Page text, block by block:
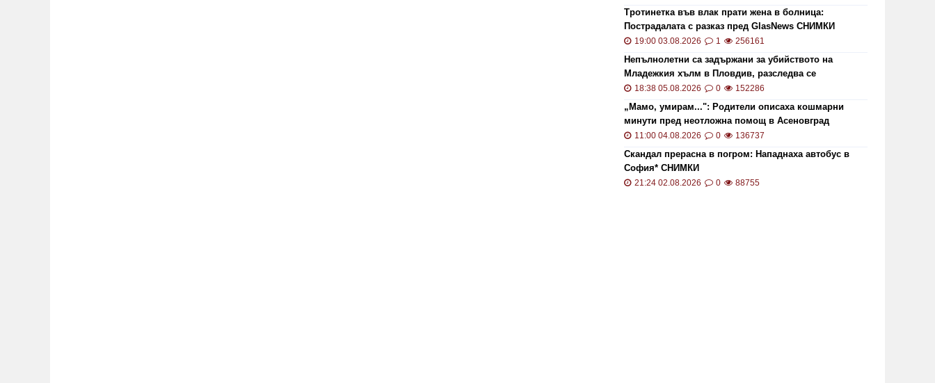
Тротинетка във влак прати жена в болница:
Пострадалата с разказ пред GlasNews СНИМКИ
19:00 03.08.2026 1 256161
Непълнолетни са задържани за убийството на
Младежкия хълм в Пловдив, разследва се
хомофобски мотив
18:38 05.08.2026 0 152286
„Мамо, умирам...": Родители описаха кошмарни
минути пред неотложна помощ в Асеновград
11:00 04.08.2026 0 136737
Скандал прерасна в погром: Нападнаха автобус в
София* СНИМКИ
21:24 02.08.2026 0 88755